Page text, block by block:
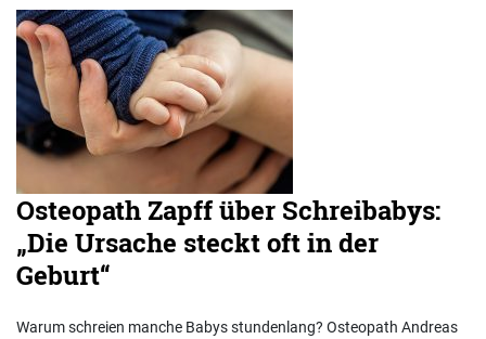
Osteopath Zapff über Schreibabys:
„Die Ursache steckt oft in der
Geburt“
Warum schreien manche Babys stundenlang? Osteopath Andreas